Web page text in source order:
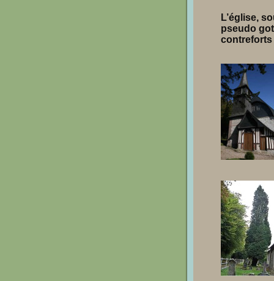
L’église,
pseudo
contreforts